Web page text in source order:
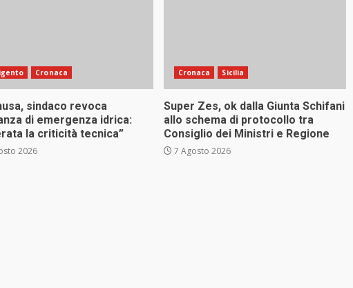
Cronaca
sindaco revoca
di emergenza idrica:
la criticità tecnica”
2026
Cronaca Sicilia
Super Zes, ok dalla Giunta Schifani
allo schema di protocollo tra
Consiglio dei Ministri e Regione
7 Agosto 2026